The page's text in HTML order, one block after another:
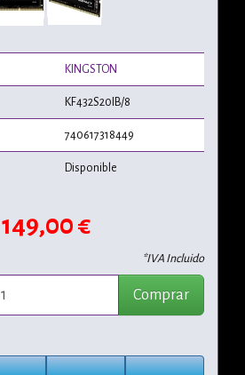
KINGSTON
KF432S20IB/8
740617318449
Disponible
149,00 €
*IVA Incluido
Comprar